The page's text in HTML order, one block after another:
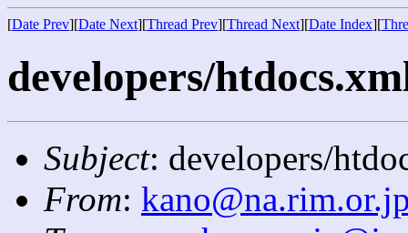
[Date Prev][Date Next][Thread Prev][Thread Next][Date Index][
developers/
Subject: developers/
From: